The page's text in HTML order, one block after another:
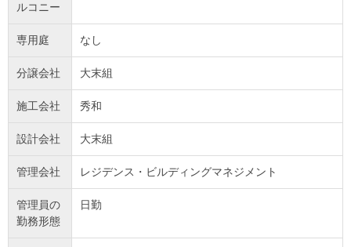
ルコニー
専用庭 なし
分譲会社 大末組
施工会社 秀和
設計会社 大末組
管理会社 レジデンス・ビルディングマネジメント
管理員の
勤務形態
日勤